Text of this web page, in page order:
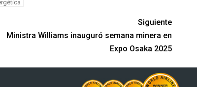
Siguiente
Ministra Williams inauguró semana minera en
Expo Osaka 2025